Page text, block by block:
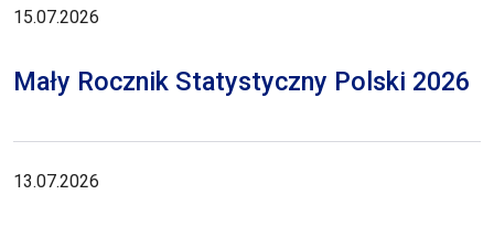
15.07.2026
Mały Rocznik Statystyczny Polski 2026
13.07.2026